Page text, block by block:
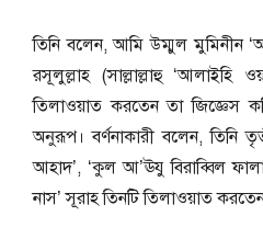
তিনি বলেন, আমি উম্মুল মুমিনীন
রসূলুল্লাহ (সাল্লাল্লাহু
তিলাওয়াত করতেন তা জিজ্ঞেস
অনুরূপ। বর্ণনাকারী বলেন, তিনি
আহাদ’, ‘কুল আ’ঊযু বিরাব্বিল
নাস’ সূরাহ তিনটি তিলাওয়াত